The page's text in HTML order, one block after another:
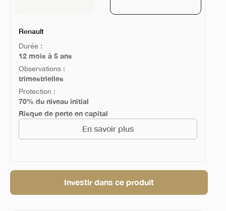
Renault
Durée :
12 mois à 5 ans
Observations :
trimestrielles
Protection :
70% du niveau initial
Risque de perte en capital
En savoir plus
Investir dans ce produit